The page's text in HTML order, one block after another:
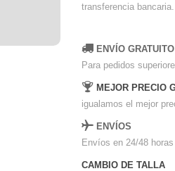
transferencia bancaria.
ENVÍO GRATUITO
Para pedidos
MEJOR PRECIO
igualamos el mejor
ENVÍOS
Envíos en 24/48
CAMBIO DE TALLA